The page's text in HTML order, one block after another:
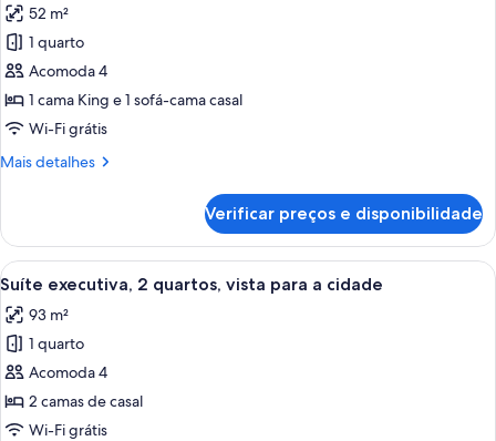
as
fotos
de
Suíte
sênior,
quarto
52 m²
1 quarto
Acomoda 4
1 cama King e 1 sofá-cama casal
Wi-Fi grátis
Mais detalhes
Mais
sênior,
quarto
Verificar preços e disponibilidade
Carrega
todas
as
fotos
de
Suíte
executiva,
Suíte executiva, 2 quartos, vista para
14
Suíte executiva, 2 quartos, vista para a cidade
93 m²
1 quarto
Acomoda 4
2 camas de casal
Wi-Fi grátis